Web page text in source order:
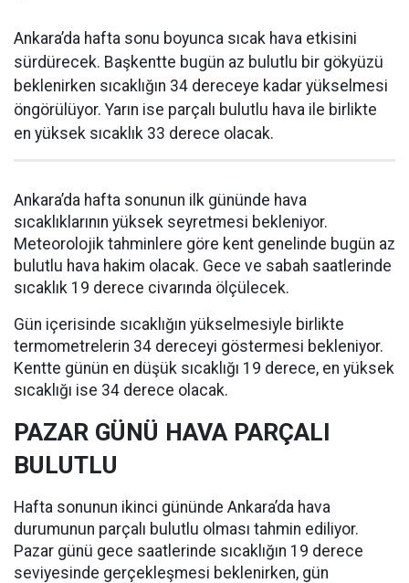
Ankara’da hafta sonu boyunca sıcak hava etkisini
sürdürecek. Başkentte bugün az bulutlu bir gökyüzü
beklenirken sıcaklığın 34 dereceye kadar yükselmesi
öngörülüyor. Yarın ise parçalı bulutlu hava ile birlikte
en yüksek sıcaklık 33 derece olacak.
Ankara’da hafta sonunun ilk gününde hava
sıcaklıklarının yüksek seyretmesi bekleniyor.
Meteorolojik tahminlere göre kent genelinde bugün az
bulutlu hava hakim olacak. Gece ve sabah saatlerinde
sıcaklık 19 derece civarında ölçülecek.
Gün içerisinde sıcaklığın yükselmesiyle birlikte
termometrelerin 34 dereceyi göstermesi bekleniyor.
Kentte günün en düşük sıcaklığı 19 derece, en yüksek
sıcaklığı ise 34 derece olacak.
PAZAR GÜNÜ HAVA PARÇALI
BULUTLU
Hafta sonunun ikinci gününde Ankara’da hava
durumunun parçalı bulutlu olması tahmin ediliyor.
Pazar günü gece saatlerinde sıcaklığın 19 derece
seviyesinde gerçekleşmesi beklenirken, gün